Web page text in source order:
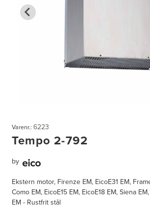
Varenr.: 6223
Tempo 2-792
by
Ekstern motor, Firenze EM, EicoE31 EM,
Como EM, EicoE15 EM, EicoE18 EM, Siena
EM - Rustfrit stål